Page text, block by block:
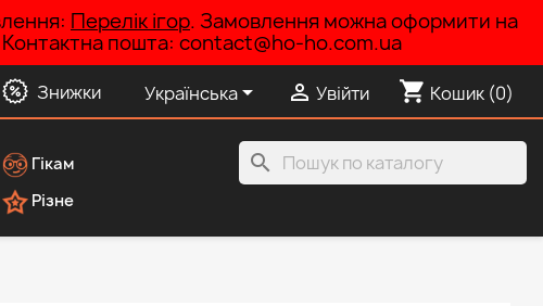
Перелік ігор. Замовлення можна оформити на
Контактна пошта: contact@ho-ho.com.ua
Знижки Українська  Увійти shopping_cart Кошик (0)
Гікам
Різне
search